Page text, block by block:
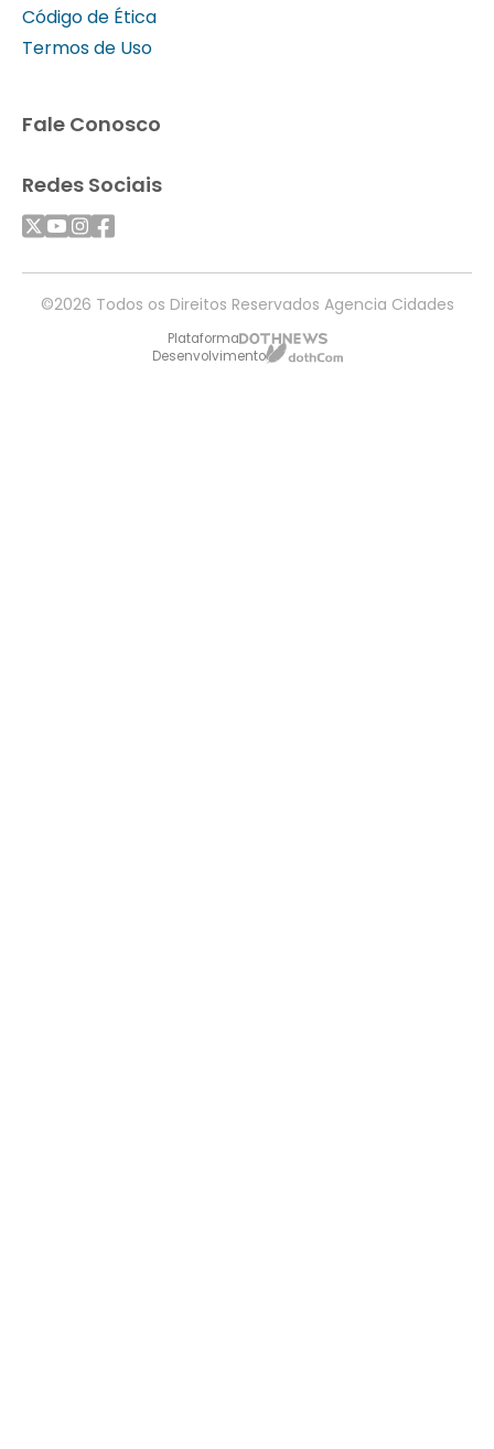
Código de Ética
Termos de Uso
Fale Conosco
Redes Sociais
©2026 Todos os Direitos Reservados Agencia Cidades
Plataforma
Desenvolvimento